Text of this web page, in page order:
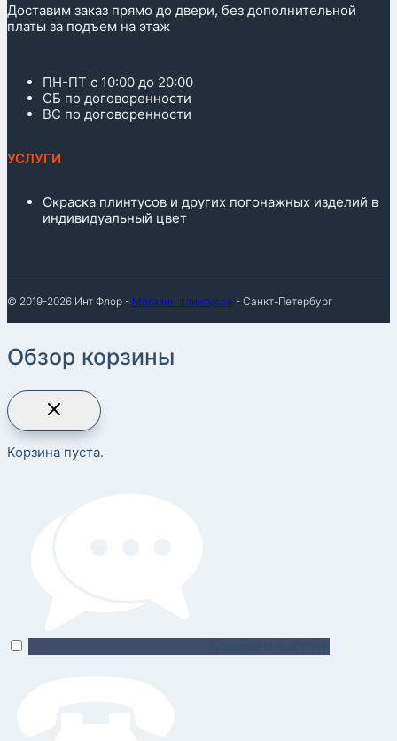
Доставим заказ прямо до двери, без дополнительной
платы за подъем на этаж
ПН-ПТ с 10:00 до 20:00
СБ по договоренности
ВС по договоренности
УСЛУГИ
Окраска плинтусов и других погонажных изделий в
индивидуальный цвет
© 2019-2026 Инт Флор - Магазин плинтусов - Санкт-Петербург
Обзор корзины
Корзина пуста.